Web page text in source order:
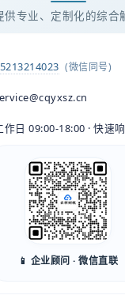
供专业、定制化的综合
(微信同号)
作日 09:00-18:00 · 快速
📱 企业顾问 · 微信直联